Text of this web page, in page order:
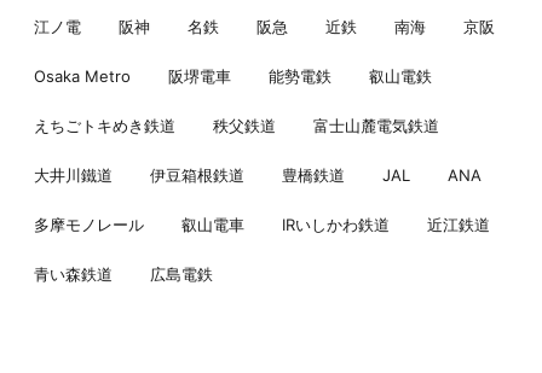
江ノ電 阪神 名鉄 阪急 近鉄 南海 京阪
Osaka Metro 阪堺電車 能勢電鉄 叡山電鉄
えちごトキめき鉄道 秩父鉄道 富士山麓電気鉄道
大井川鐵道 伊豆箱根鉄道 豊橋鉄道 JAL ANA
多摩モノレール 叡山電車 IRいしかわ鉄道 近江鉄道
青い森鉄道 広島電鉄